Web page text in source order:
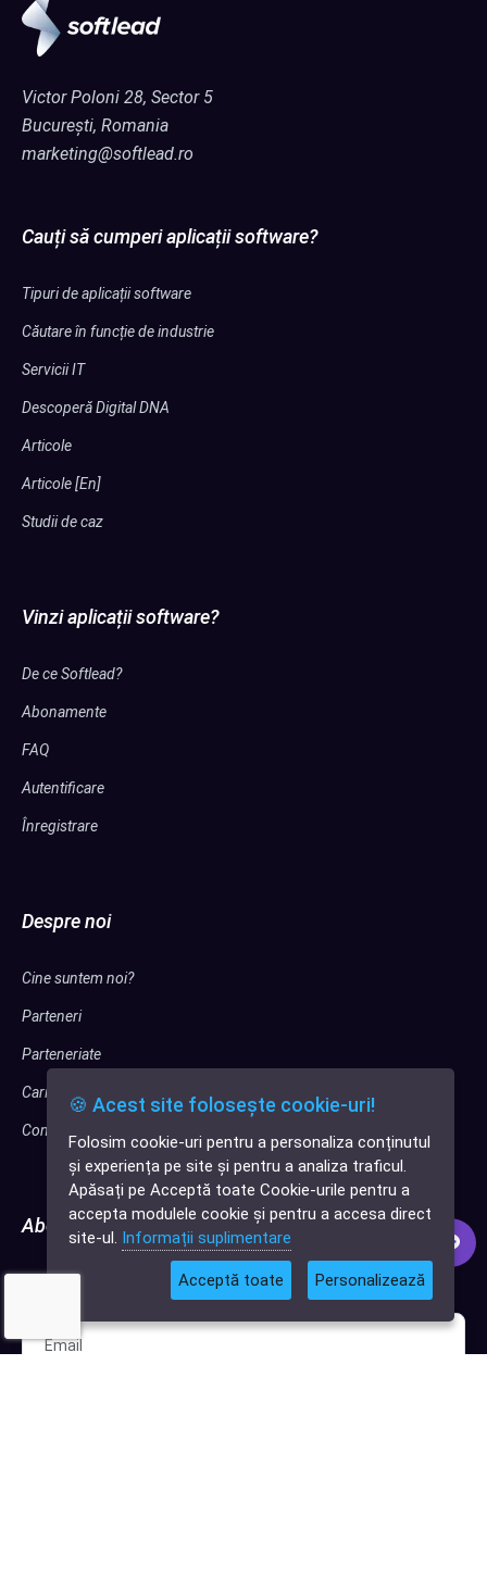
✕
Cauți o aplicație
software?
Victor Poloni 28, Sector 5
București, Romania
marketing@softlead.ro
Cauți să cumperi aplicații software?
Tipuri de aplicații software
Căutare în funcție de industrie
Servicii IT
Descoperă Digital DNA
Articole
Articole [En]
Studii de caz
Vinzi aplicații software?
De ce Softlead?
Abonamente
FAQ
Autentificare
Înregistrare
Despre noi
Cine suntem noi?
Parteneri
Parteneriate
Cariere
Contact
Abonează-te la newsletter
Nu trimitem spam, deci nu îți face griji.
🍪 Acest site folosește cookie-uri!
Folosim cookie-uri pentru a personaliza conținutul
și experiența pe site și pentru a analiza traficul.
Apăsați pe Acceptă toate Cookie-urile pentru a
accepta modulele cookie și pentru a accesa direct
site-ul. Informații suplimentare
Acceptă toate Personalizează